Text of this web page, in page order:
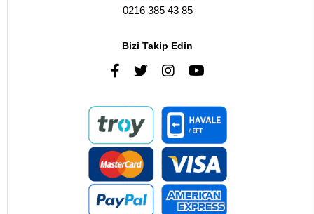
0216 385 43 85
Bizi Takip Edin